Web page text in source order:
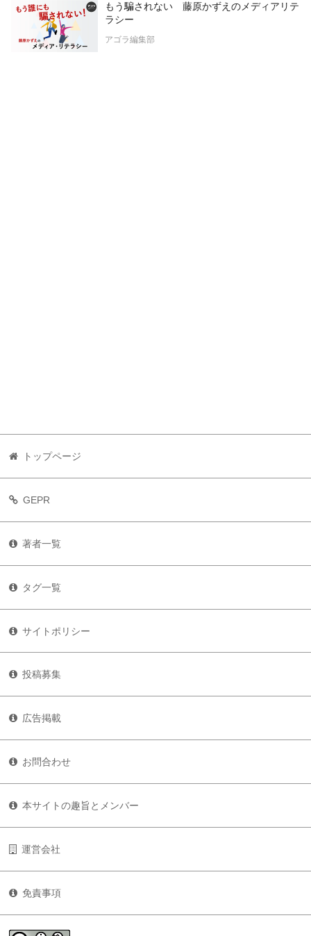
もう騙されない 藤原かずえのメディアリテ
ラシー
アゴラ編集部
トップページ
GEPR
著者一覧
タグ一覧
サイトポリシー
投稿募集
広告掲載
お問合わせ
本サイトの趣旨とメンバー
運営会社
免責事項